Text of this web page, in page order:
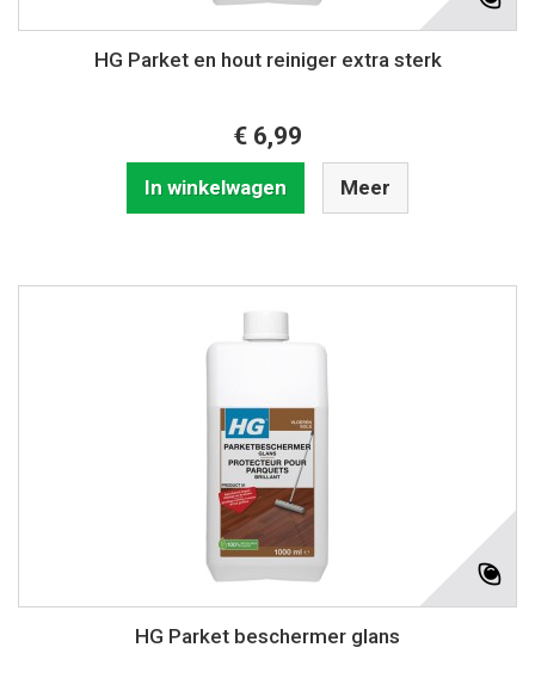
HG Parket en hout reiniger extra sterk
€ 6,99
In winkelwagen Meer
HG Parket beschermer glans